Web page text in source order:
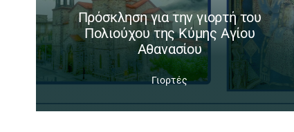
Πρόσκληση για την γιορτή του
Πολιούχου της Κύμης Αγίου
Αθανασίου
Γιορτές